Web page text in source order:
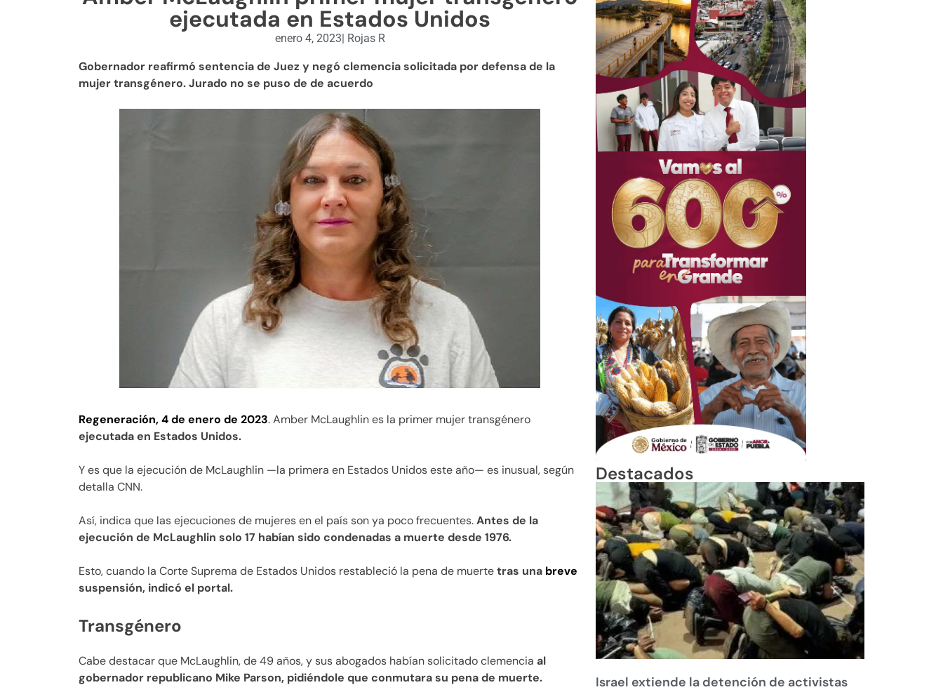
ejecutada en Estados Unidos
enero 4, 2023 Rojas R
Gobernador reafirmó sentencia de Juez y negó clemencia solicitada por defensa de la
mujer transgénero. Jurado no se puso de de acuerdo
Regeneración, 4 de enero de 2023. Amber McLaughlin es la primer mujer transgénero
ejecutada en Estados Unidos.
Y es que la ejecución de McLaughlin —la primera en Estados Unidos este año— es inusual, según
detalla CNN.
Así, indica que las ejecuciones de mujeres en el país son ya poco frecuentes.Antes de la
ejecución de McLaughlin solo 17 habían sido condenadas a muerte desde 1976.
Esto, cuando la Corte Suprema de Estados Unidos restableció la pena de muertetras una breve
suspensión, indicó el portal.
Transgénero
Cabe destacar que McLaughlin, de 49 años, y sus abogados habían solicitado clemencia al
gobernador republicano Mike Parson, pidiéndole que conmutara su pena de muerte.
Destacados
Israel extiende la detención de activistas